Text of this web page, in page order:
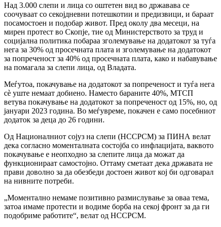
Над 3.000 слепи и лица со оштетен вид во државава се
соочуваат со секојдневни потешкотии и предизвици, и бараат
посамостоен и подобар живот. Пред околу два месеци, на
мирен протест во Скопје, тие од Министерството за труд и
социјална политика побараа зголемување на додатокот за туѓа
нега за 30% од просечната плата и зголемување на додатокот
за попреченост за 40% од просечната плата, како и набавување
на помагала за слепи лица, од Владата.
Меѓутоа, покачување на додатокот за попреченост и туѓа нега
сè уште немаат добиено. Наместо бараните 40%, МТСП
ветува покачување на додатокот за попреченост од 15%, но, од
јануари 2023 година. Во меѓувреме, покачен е само посебниот
додаток за деца до 26 години.
Од Националниот сојуз на слепи (НССРСМ) за ПИНА велат
дека согласно моменталната состојба со инфлацијата, ваквото
покачување е неопходно за слепите лица да можат да
функционираат самостојно. Оттаму сметаат дека државата не
прави доволно за да обезбеди достоен живот кој би одговарал
на нивните потреби.
„Моментално немаме позитивно размислување за оваа тема,
затоа имаме протести и водиме борба на секој фронт за да ги
подобриме работите“, велат од НССРСМ.